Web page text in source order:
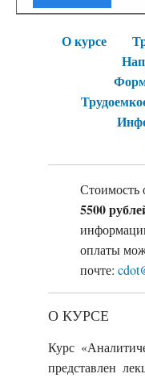
О курсе
Стоимость
5500
оплаты
почте:
О КУРСЕ
Курс
представлен